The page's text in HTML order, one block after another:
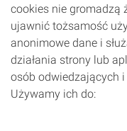
cookies nie gromadzą
ujawnić tożsamość
anonimowe dane i
działania strony lub
osób odwiedzających
Używamy ich do: